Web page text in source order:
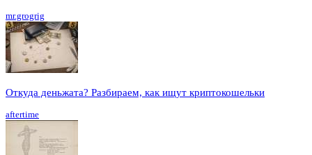
mr.grogrig
Откуда деньжата? Разбираем, как ищут криптокошельки
aftertime